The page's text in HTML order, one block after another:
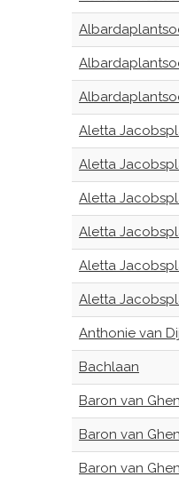
Aletta
Aletta
Aletta
Aletta
Aletta
Aletta
Anthonie van
Bachlaan
Baron van
Baron van
Baron van